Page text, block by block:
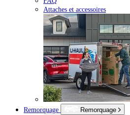
Attaches et accessoires
Remorquage
Remorquage